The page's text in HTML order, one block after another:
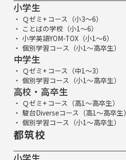
小学生
Ｑゼミ+ コース（小3～6）
ことばの学校（小1～6）
小学英語YOM-TOX（小1～6）
個別学習コース（小1～高卒生）
中学生
Ｑゼミ+ コース（中1～3）
個別学習コース（小1～高卒生）
高校・高卒生
Ｑゼミ+ コース（高1～高卒生）
駿台Diverseコース（高1～高卒生）
個別学習コース（小1～高卒生）
都筑校